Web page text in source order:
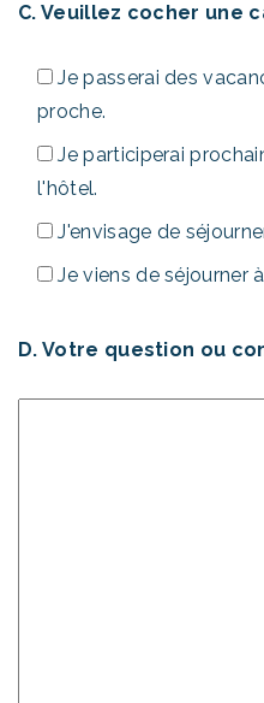
C. Veuillez cocher une
Je passerai des
proche.
Je participerai
l'hôtel.
J'envisage de
Je viens de séjourner
D. Votre question ou